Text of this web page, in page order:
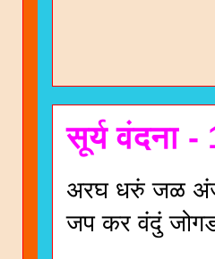
सूर्य वंदना -
अरघ धरुं जळ
जप कर वंदुं